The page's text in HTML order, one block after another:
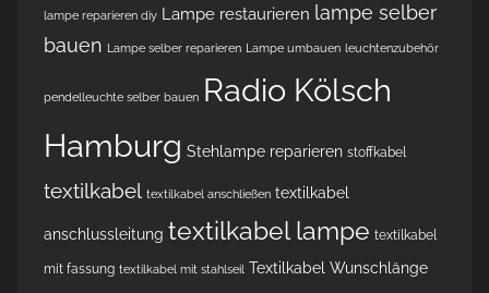
lampe reparieren diy Lampe restaurieren lampe selber
bauen Lampe selber reparieren Lampe umbauen leuchtenzubehör
pendelleuchte selber bauen Radio Kölsch
Hamburg Stehlampe reparieren stoffkabel
textilkabel textilkabel anschließen textilkabel
anschlussleitung textilkabel lampe textilkabel
mit fassung textilkabel mit stahlseil Textilkabel Wunschlänge